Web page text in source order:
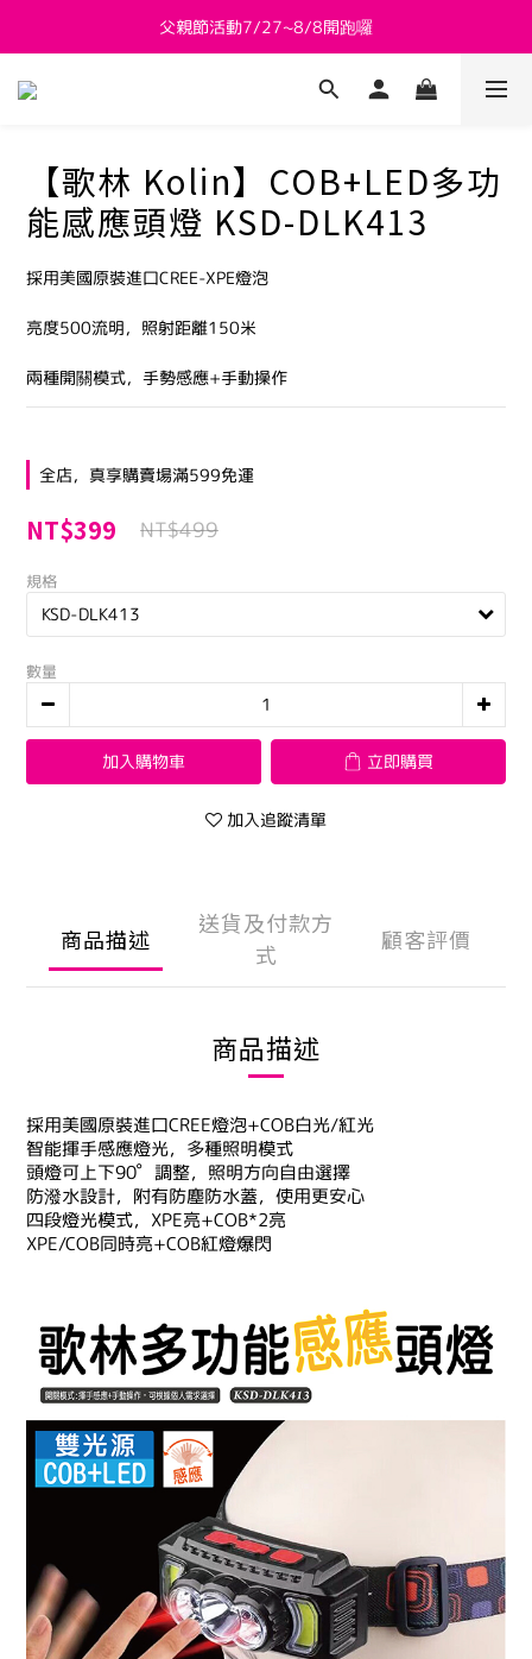
新會員送 $800購物金
父親節活動7/27~8/8開跑囉
新會員送 $800購物金
【歌林 Kolin】COB+LED多功
能感應頭燈 KSD-DLK413
採用美國原裝進口CREE-XPE燈泡
亮度500流明，照射距離150米
兩種開關模式，手勢感應+手動操作
全店，真享購賣場滿599免運
NT$399 NT$499
規格
數量
加入購物車 立即購買
加入追蹤清單
商品描述
送貨及付款方
式
顧客評價
商品描述
採用美國原裝進口CREE燈泡+COB白光/紅光
智能揮手感應燈光，多種照明模式
頭燈可上下90゜調整，照明方向自由選擇
防潑水設計，附有防塵防水蓋，使用更安心
四段燈光模式，XPE亮+COB*2亮
XPE/COB同時亮+COB紅燈爆閃